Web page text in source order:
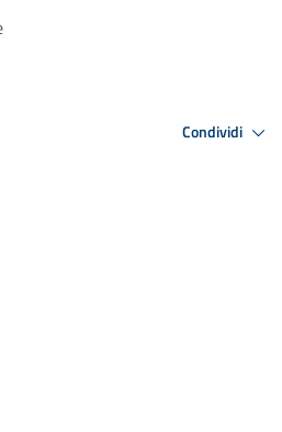
Condividi